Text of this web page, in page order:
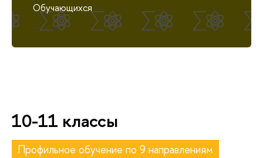
Обучающихся
10-11 классы
Профильное обучение по 9 направлениям